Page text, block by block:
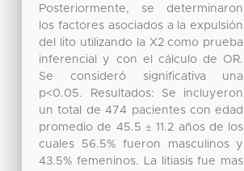
Posteriormente, se determinaron
los factores asociados a la expulsión
del lito utilizando la X2 como prueba
inferencial y con el cálculo de OR.
Se consideró significativa una
p<0.05. Resultados: Se incluyeron
un total de 474 pacientes con edad
promedio de 45.5 ± 11.2 años de los
cuales 56.5% fueron masculinos y
43.5% femeninos. La litiasis fue mas